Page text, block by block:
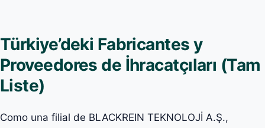
Türkiye’deki Fabricantes y
Proveedores de İhracatçıları (Tam
Liste)
Como una filial de BLACKREIN TEKNOLOJİ A.Ş.,